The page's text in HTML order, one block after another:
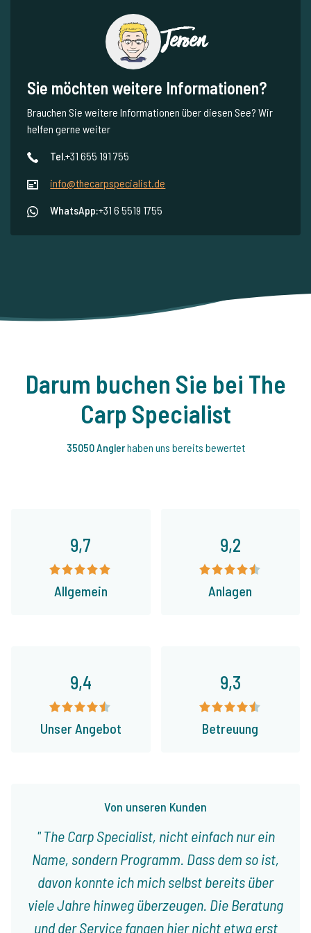
Jeroen
Sie möchten weitere Informationen?
Brauchen Sie weitere Informationen über diesen See? Wir
helfen gerne weiter
Tel.+31 655 191 755
info@thecarpspecialist.de
WhatsApp:+31 6 5519 1755
Darum buchen Sie bei The
Carp Specialist
35050 Anglerhaben uns bereits bewertet
9,7
Allgemein
9,2
Anlagen
Von unseren Kunden
The Carp Specialist, nicht einfach nur ein
Name, sondern Programm. Dass dem so ist,
davon konnte ich mich selbst bereits über
viele Jahre hinweg überzeugen. Die Beratung
und der Service fangen hier nicht etwa erst
9,4
Unser Angebot
9,3
Betreuung